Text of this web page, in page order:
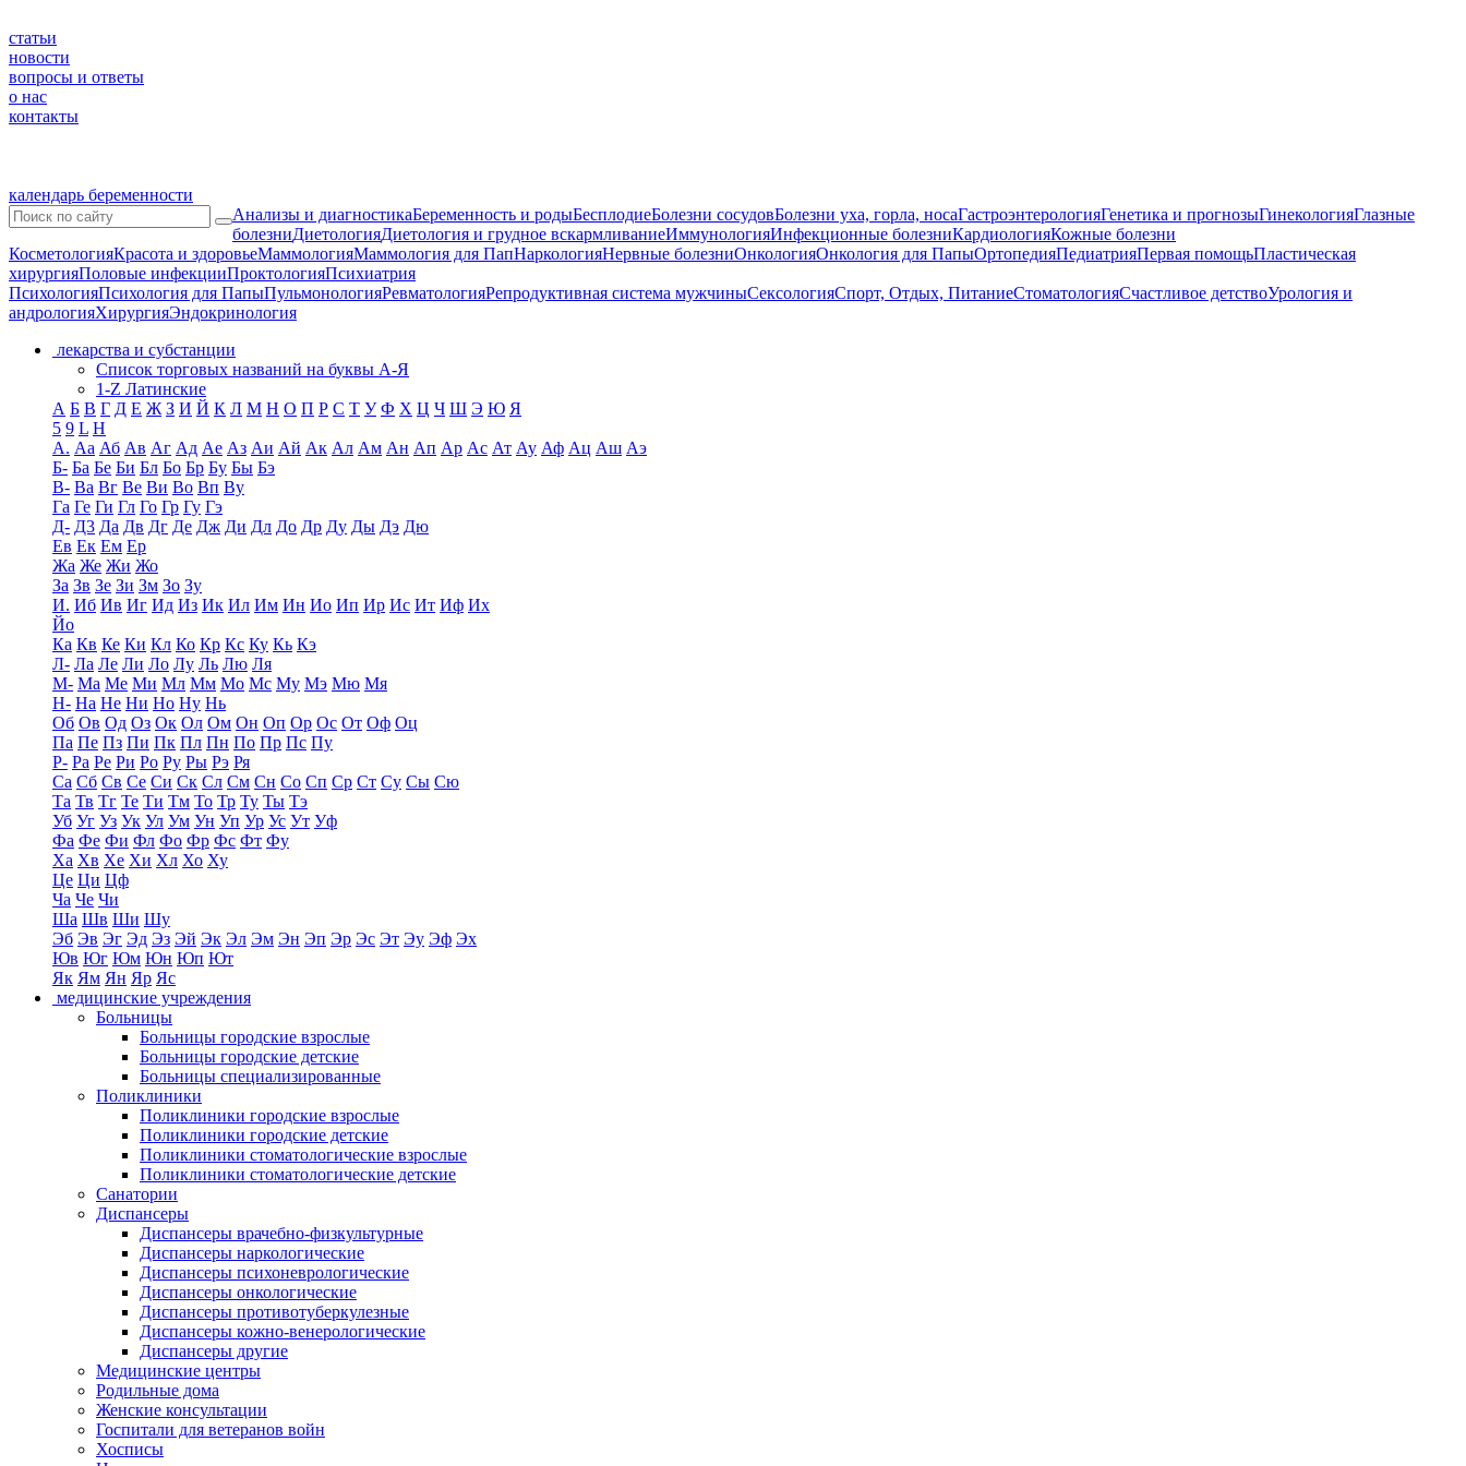
статьи
новости
вопросы и ответы
о нас
контакты
календарь беременности
Анализы и диагностикаБеременность и родыБесплодиеБолезни сосудовБолезни уха, горла, носаГастроэнтерологияГенетика и прогнозыГинекологияГлазные
болезниДиетологияДиетология и грудное вскармливаниеИммунологияИнфекционные болезниКардиологияКожные болезни
КосметологияКрасота и здоровьеМаммологияМаммология для ПапНаркологияНервные болезниОнкологияОнкология для ПапыОртопедияПедиатрияПервая помощьПластическая
хирургияПоловые инфекцииПроктологияПсихиатрия
ПсихологияПсихология для ПапыПульмонологияРевматологияРепродуктивная система мужчиныСексологияСпорт, Отдых, ПитаниеСтоматологияСчастливое детствоУрология и
андрологияХирургияЭндокринология
лекарства и субстанции
Список торговых названий на буквы А-Я
1-Z Латинские
А Б В Г Д Е Ж З И Й К Л М Н О П Р С Т У Ф Х Ц Ч Ш Э Ю Я
5 9 L H
А. Аа Аб Ав Аг Ад Ае Аз Аи Ай Ак Ал Ам Ан Ап Ар Ас Ат Ау Аф Ац Аш Аэ
Б- Ба Бе Би Бл Бо Бр Бу Бы Бэ
В- Ва Вг Ве Ви Во Вп Ву
Га Ге Ги Гл Го Гр Гу Гэ
Д- Д3 Да Дв Дг Де Дж Ди Дл До Др Ду Ды Дэ Дю
Ев Ек Ем Ер
Жа Же Жи Жо
За Зв Зе Зи Зм Зо Зу
И. Иб Ив Иг Ид Из Ик Ил Им Ин Ио Ип Ир Ис Ит Иф Их
Йо
Ка Кв Ке Ки Кл Ко Кр Кс Ку Кь Кэ
Л- Ла Ле Ли Ло Лу Ль Лю Ля
М- Ма Ме Ми Мл Мм Мо Мс Му Мэ Мю Мя
Н- На Не Ни Но Ну Нь
Об Ов Од Оз Ок Ол Ом Он Оп Ор Ос От Оф Оц
Па Пе Пз Пи Пк Пл Пн По Пр Пс Пу
Р- Ра Ре Ри Ро Ру Ры Рэ Ря
Са Сб Св Се Си Ск Сл См Сн Со Сп Ср Ст Су Сы Сю
Та Тв Тг Те Ти Тм То Тр Ту Ты Тэ
Уб Уг Уз Ук Ул Ум Ун Уп Ур Ус Ут Уф
Фа Фе Фи Фл Фо Фр Фс Фт Фу
Ха Хв Хе Хи Хл Хо Ху
Це Ци Цф
Ча Че Чи
Ша Шв Ши Шу
Эб Эв Эг Эд Эз Эй Эк Эл Эм Эн Эп Эр Эс Эт Эу Эф Эх
Юв Юг Юм Юн Юп Ют
Як Ям Ян Яр Яс
медицинские учреждения
Больницы
Больницы городские взрослые
Больницы городские детские
Больницы специализированные
Поликлиники
Поликлиники городские взрослые
Поликлиники городские детские
Поликлиники стоматологические взрослые
Поликлиники стоматологические детские
Санатории
Диспансеры
Диспансеры врачебно-физкультурные
Диспансеры наркологические
Диспансеры психоневрологические
Диспансеры онкологические
Диспансеры противотуберкулезные
Диспансеры кожно-венерологические
Диспансеры другие
Медицинские центры
Родильные дома
Женские консультации
Госпитали для ветеранов войн
Хосписы